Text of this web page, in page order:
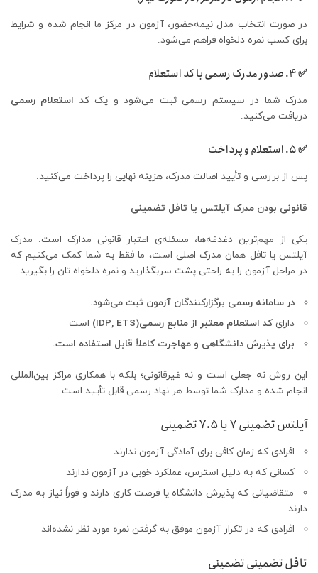
در صورت انتخاب مدل نیمه‌حضور، آزمون در مرکز ما انجام شده و شرایط
برای کسب نمره دلخواه فراهم می‌شود.
✅ ۴. صدور مدرک رسمی با کد استعلام
مدرک شما در سیستم رسمی ثبت می‌شود و یککد استعلام رسمی
دریافت می‌کنید.
✅ ۵. استعلام و پرداخت
پس از بررسی و تأیید اصالت مدرک، هزینه نهایی را پرداخت می‌کنید.
قانونی بودن مدرک آیلتس یا تافل تضمینی
یکی از مهم‌ترین دغدغه‌ها، مسئله‌ی اعتبار قانونی مدارک است. مدرک
آیلتس یا تافل همان مدرک اصلی است، ما فقط به شما کمک می‌کنیم که
در مراحل آزمون را به راحتی پشت سربگذارید و نمره دلخواه تان را بگیرید.
در سامانه رسمی برگزارکنندگان آزمون ثبت می‌شود.
دارایکد استعلام معتبر از منابع رسمی(IDP, ETS)
است
برای پذیرش دانشگاهی و مهاجرت کاملاً قابل استفاده است.
این روش نه جعلی است و نه غیرقانونی؛ بلکه با همکاری مراکز بین‌المللی
انجام شده و مدارک شما توسط هر نهاد رسمی قابل تأیید است.
آیلتس تضمینی ۷ یا ۷.۵ تضمینی
افرادی که زمان کافی برای آمادگی آزمون ندارند
کسانی که به دلیل استرس، عملکرد خوبی در آزمون ندارند
متقاضیانی که پذیرش دانشگاه یا فرصت کاری دارند و فوراً نیاز به مدرک
دارند
افرادی که در تکرار آزمون موفق به گرفتن نمره مورد نظر نشده‌اند
تافل تضمینی تضمینی